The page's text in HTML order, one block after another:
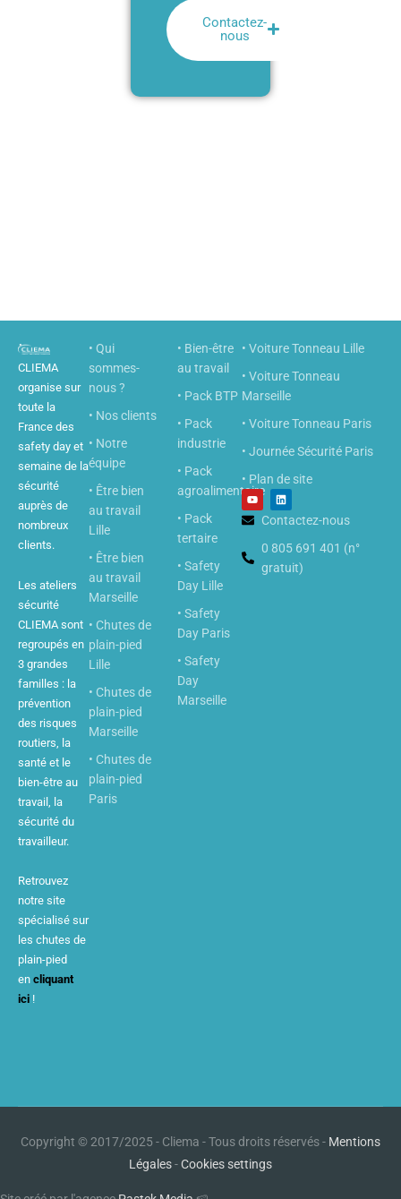
Contactez-
nous
CLIEMA
organise sur
toute la
France des
safety day et
semaine de la
sécurité
auprès de
nombreux
clients.
Les ateliers
sécurité
CLIEMA sont
regroupés en
3 grandes
familles : la
prévention
des risques
routiers, la
santé et le
bien-être au
travail, la
sécurité du
travailleur.
Retrouvez
notre site
spécialisé sur
les chutes de
plain-pied
en cliquant
ici !
• Qui
sommes-
nous ?
• Nos clients
• Notre
équipe
• Être bien
au travail
Lille
• Être bien
au travail
Marseille
• Chutes de
plain-pied
Lille
• Chutes de
plain-pied
Marseille
• Chutes de
plain-pied
Paris
• Bien-être
au travail
• Pack BTP
• Pack
industrie
• Pack
agroalimentaire
• Pack
tertaire
• Safety
Day Lille
• Safety
Day Paris
• Safety
Day
Marseille
• Voiture Tonneau Lille
• Voiture Tonneau
Marseille
• Voiture Tonneau Paris
• Journée Sécurité Paris
• Plan de site
Y
o
u
t
e
L
i
n
k
d
n
Contactez-nous
0 805 691 401 (n°
gratuit)
Copyright © 2017/2025 - Cliema - Tous droits réservés - Mentions
Légales-Cookies settings